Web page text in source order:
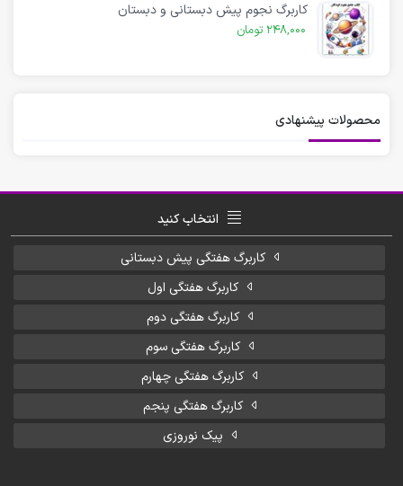
کاربرگ نجوم پیش دبستانی و دبستان
248,000 تومان
محصولات پیشنهادی
انتخاب کنید
کاربرگ هفتگی پیش دبستانی
کاربرگ هفتگی اول
کاربرگ هفتگی دوم
کاربرگ هفتگی سوم
کاربرگ هفتگی چهارم
کاربرگ هفتگی پنجم
پیک نوروزی